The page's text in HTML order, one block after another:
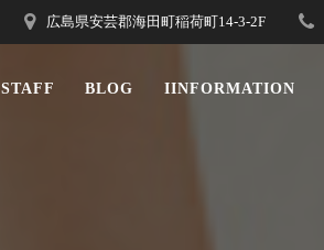
広島県安芸郡海田町稲荷町14-3-2F
STAFF BLOG IINFORMATION